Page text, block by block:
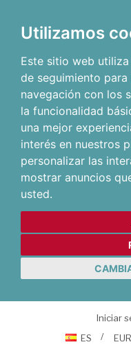
Utilizamos
Este sitio web
de seguimiento
navegación con los
la funcionalidad
una mejor
interés en nuestros
personalizar las
mostrar anuncios
usted.
Iniciar
ES
EUR